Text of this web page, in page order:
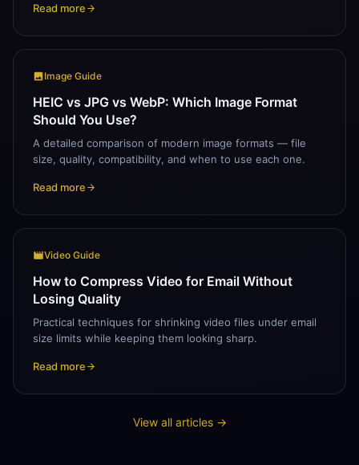
Read more
Image Guide
HEIC vs JPG vs WebP: Which Image Format
Should You Use?
A detailed comparison of modern image formats — file
size, quality, compatibility, and when to use each one.
Read more
Video Guide
How to Compress Video for Email Without
Losing Quality
Practical techniques for shrinking video files under email
size limits while keeping them looking sharp.
Read more
View all articles →